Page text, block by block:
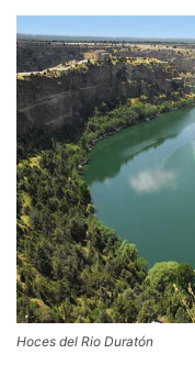
Hoces del Rio Duratón